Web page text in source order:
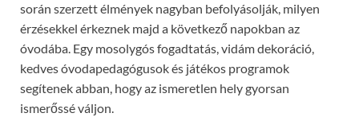
során szerzett élmények nagyban befolyásolják, milyen
érzésekkel érkeznek majd a következő napokban az
óvodába. Egy mosolygós fogadtatás, vidám dekoráció,
kedves óvodapedagógusok és játékos programok
segítenek abban, hogy az ismeretlen hely gyorsan
ismerőssé váljon.